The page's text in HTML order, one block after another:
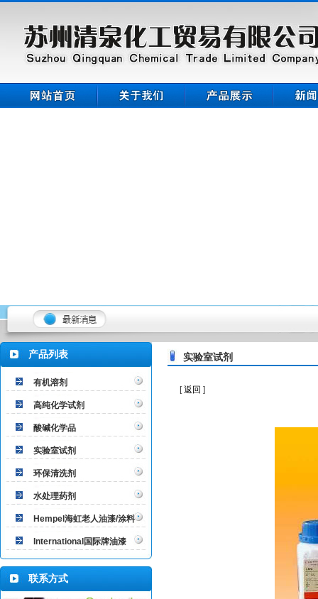
产品列表
有机溶剂
高纯化学试剂
酸碱化学品
实验室试剂
环保清洗剂
水处理药剂
Hempel海虹老人油漆/涂料
International国际牌油漆
联系方式
实验室试剂
[返回 ]